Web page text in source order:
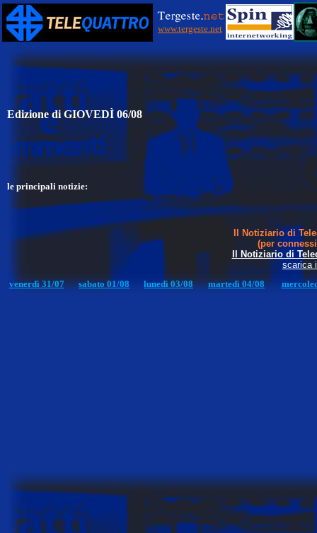
www.tergeste.net
Edizione di GIOVEDÌ 06/08
Il Notiziario di
(per
Il Notiziario di
scarica
le principali notizie:
venerdì 31/07 sabato 01/08 lunedì 03/08 martedì 04/08